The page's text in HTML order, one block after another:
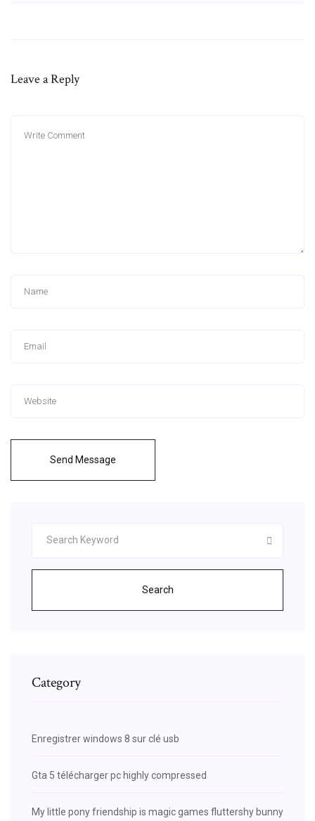
Leave a Reply
Send Message
Search
Category
Enregistrer windows 8 sur clé usb
Gta 5 télécharger pc highly compressed
My little pony friendship is magic games fluttershy bunny